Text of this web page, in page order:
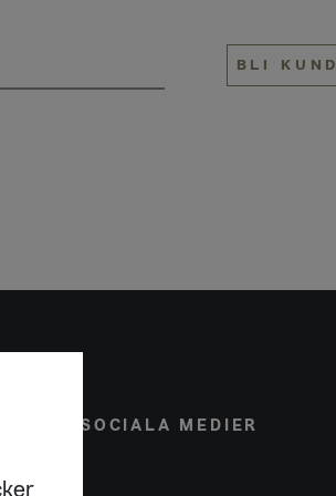
BLI KUND
SOCIALA MEDIER